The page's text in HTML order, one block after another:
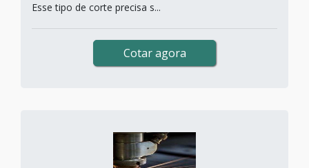
Esse tipo de corte precisa s...
Cotar agora